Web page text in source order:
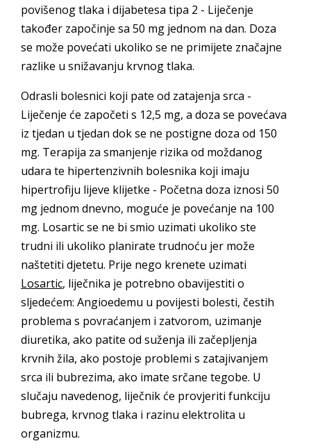
povišenog tlaka i dijabetesa tipa 2 - Liječenje
također započinje sa 50 mg jednom na dan. Doza
se može povećati ukoliko se ne primijete značajne
razlike u snižavanju krvnog tlaka.
Odrasli bolesnici koji pate od zatajenja srca -
Liječenje će započeti s 12,5 mg, a doza se povećava
iz tjedan u tjedan dok se ne postigne doza od 150
mg. Terapija za smanjenje rizika od moždanog
udara te hipertenzivnih bolesnika koji imaju
hipertrofiju lijeve klijetke - Početna doza iznosi 50
mg jednom dnevno, moguće je povećanje na 100
mg. Losartic se ne bi smio uzimati ukoliko ste
trudni ili ukoliko planirate trudnoću jer može
naštetiti djetetu. Prije nego krenete uzimati
Losartic, liječnika je potrebno obavijestiti o
sljedećem: Angioedemu u povijesti bolesti, čestih
problema s povraćanjem i zatvorom, uzimanje
diuretika, ako patite od suženja ili začepljenja
krvnih žila, ako postoje problemi s zatajivanjem
srca ili bubrezima, ako imate srčane tegobe. U
slučaju navedenog, liječnik će provjeriti funkciju
bubrega, krvnog tlaka i razinu elektrolita u
organizmu.